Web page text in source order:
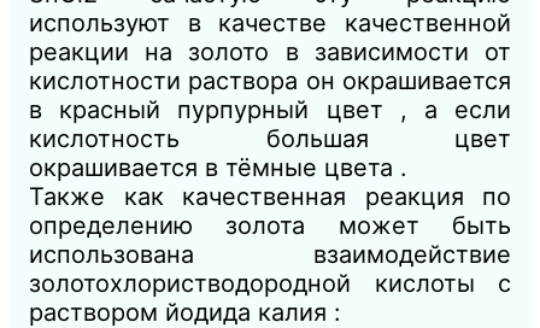
используют в качестве качественной
реакции на золото в зависимости от
кислотности раствора он окрашивается
в красный пурпурный цвет , а если
кислотность большая цвет
окрашивается в тёмные цвета .
Также как качественная реакция по
определению золота может быть
использована взаимодействие
золотохлористводородной кислоты с
раствором йодида калия :